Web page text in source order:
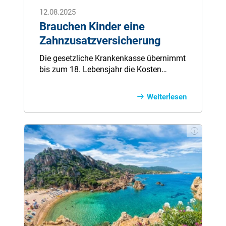
12.08.2025
Brauchen Kinder eine
Zahnzusatzversicherung
Die gesetzliche Krankenkasse übernimmt
bis zum 18. Lebensjahr die Kosten
unter anderem die halbjährliche
kieferorthopädische Behandlung bei
schwerwiegender Fehlstellung.
Nichtsdestotrotz müssen zusätzliche
Leistungen aus eigener Tasche bezahlt
werden. Eine spezielle
Zahnzusatzversicherung für Kinder deckt
viele Leistungen ab, die eine gesetzliche
Krankenkasse nicht übernimmt.
Weiterlesen